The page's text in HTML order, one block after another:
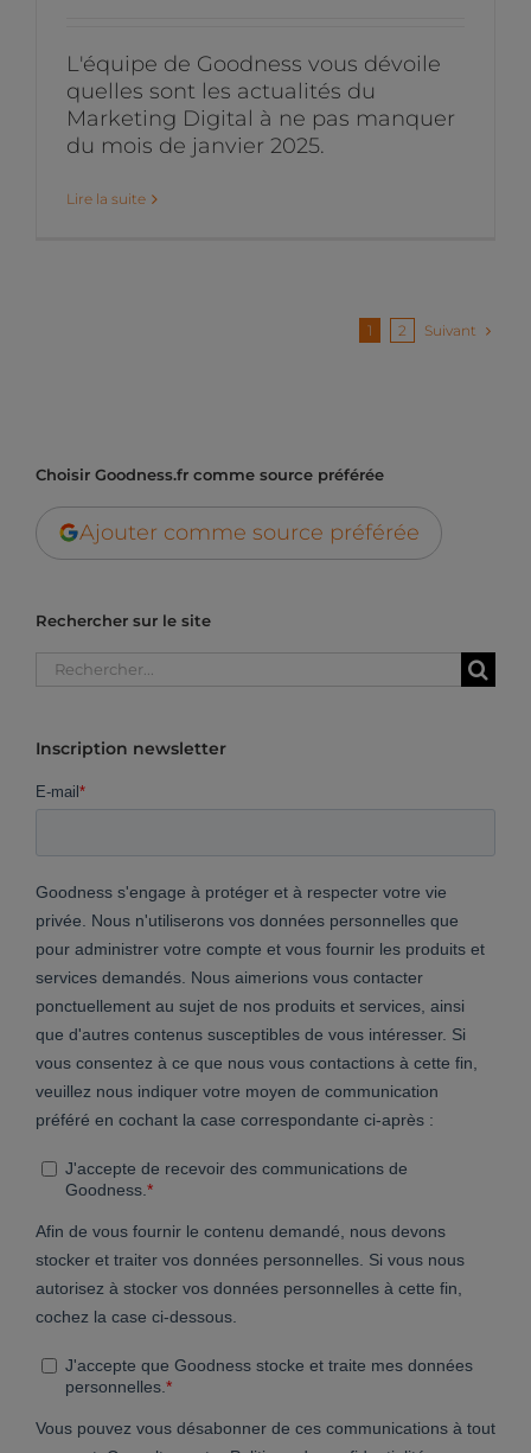
L'équipe de Goodness vous dévoile
quelles sont les actualités du
Marketing Digital à ne pas manquer
du mois de janvier 2025.
Lire la suite
1 2 Suivant
Choisir Goodness.fr comme source préférée
Ajouter comme source préférée
Rechercher sur le site
Rechercher:
Inscription newsletter